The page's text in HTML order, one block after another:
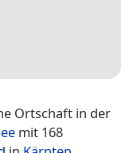
Ortschaft in der
mit 168